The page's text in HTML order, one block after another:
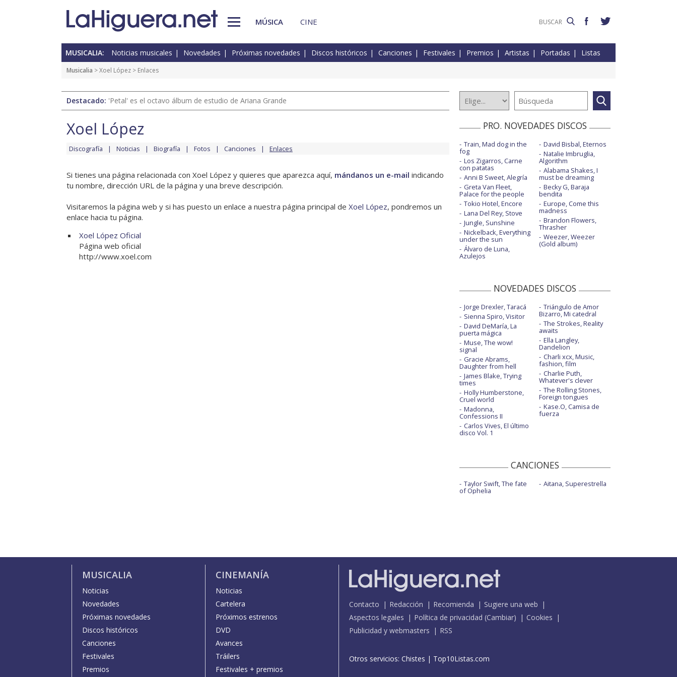
MÚSICA CINE
MUSICALIA: Noticias musicales Novedades Próximas novedades Discos históricos Canciones Festivales Premios Artistas Portadas Listas
Musicalia >Xoel López > Enlaces
Destacado: 'Petal' es el octavo álbum de estudio de Ariana Grande
Xoel López
Discografía Noticias Biografía Fotos Canciones Enlaces
Si tienes una página relacionada con Xoel López y quieres que aparezca aquí, mándanos un e-mail indicando
tu nombre, dirección URL de la página y una breve descripción.
Visitaremos la página web y si has puesto un enlace a nuestra página principal de Xoel López, pondremos un
enlace hacia tu página.
Xoel López Oficial
Página web oficial
http://www.xoel.com
PRO. NOVEDADES DISCOS
Train, Mad dog in the
fog
Los Zigarros, Carne
con patatas
Anni B Sweet, Alegría
Greta Van Fleet,
Palace for the people
Tokio Hotel, Encore
Lana Del Rey, Stove
Jungle, Sunshine
Nickelback, Everything
under the sun
Álvaro de Luna,
Azulejos
David Bisbal, Eternos
Natalie Imbruglia,
Algorithm
Alabama Shakes, I
must be dreaming
Becky G, Baraja
bendita
Europe, Come this
madness
Brandon Flowers,
Thrasher
Weezer, Weezer
(Gold album)
NOVEDADES DISCOS
Jorge Drexler, Taracá
Sienna Spiro, Visitor
David DeMaría, La
puerta mágica
Muse, The wow!
signal
Gracie Abrams,
Daughter from hell
James Blake, Trying
times
Holly Humberstone,
Cruel world
Madonna,
Confessions II
Carlos Vives, El último
disco Vol. 1
Triángulo de Amor
Bizarro, Mi catedral
The Strokes, Reality
awaits
Ella Langley,
Dandelion
Charli xcx, Music,
fashion, film
Charlie Puth,
Whatever's clever
The Rolling Stones,
Foreign tongues
Kase.O, Camisa de
fuerza
CANCIONES
Taylor Swift, The fate
of Ophelia
Aitana, Superestrella
MUSICALIA
Noticias
Novedades
Próximas novedades
Discos históricos
Canciones
Festivales
Premios
CINEMANÍA
Noticias
Cartelera
Próximos estrenos
DVD
Avances
Tráilers
Festivales + premios
Contacto Redacción Recomienda
Sugiere una web
Aspectos legales
Política de privacidad (Cambiar)
Cookies
Publicidad y webmasters
RSS
Otros servicios: Chistes | Top10Listas.com